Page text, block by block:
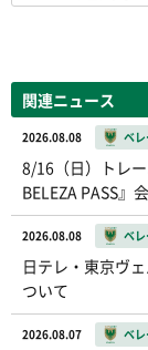
関連ニュース
2026.08.08 ベ
8/16（日）トレ
BELEZA PASS』
2026.08.08 ベ
日テレ・東京ヴ
ついて
2026.08.07 ベ